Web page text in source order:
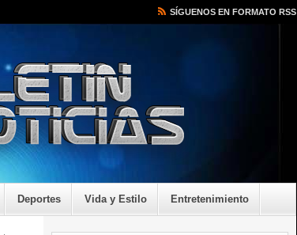
SÍGUENOS EN FORMATO RSS
Deportes Vida y Estilo Entretenimiento